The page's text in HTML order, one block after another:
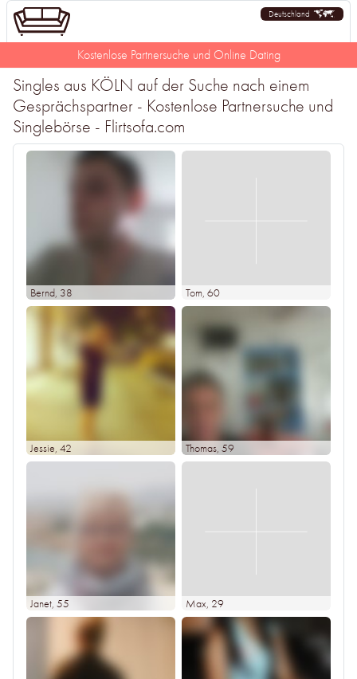
Deutschland
Kostenlose Partnersuche und Online Dating
Singles aus KÖLN auf der Suche nach einem
Gesprächspartner - Kostenlose Partnersuche und
Singlebörse - Flirtsofa.com
Bernd, 38 Tom, 60
Jessie, 42 Thomas, 59
Janet, 55 Max, 29